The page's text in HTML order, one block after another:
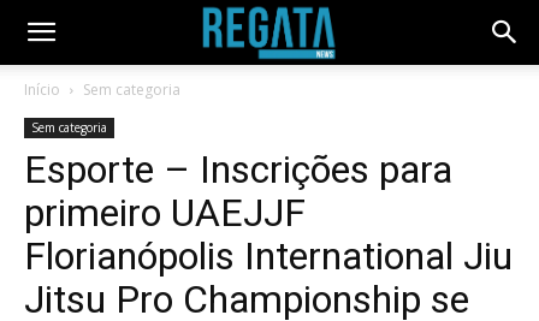
Início Sem categoria
Sem categoria
Esporte – Inscrições para
primeiro UAEJJF
Florianópolis International Jiu
Jitsu Pro Championship se